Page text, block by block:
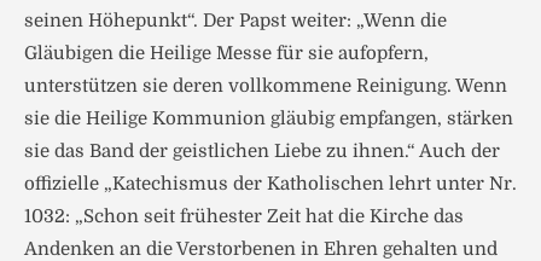
seinen Höhepunkt“. Der Papst weiter: „Wenn die
Gläubigen die Heilige Messe für sie aufopfern,
unterstützen sie deren vollkommene Reinigung. Wenn
sie die Heilige Kommunion gläubig empfangen, stärken
sie das Band der geistlichen Liebe zu ihnen.“ Auch der
offizielle „Katechismus der Katholischen lehrt unter Nr.
1032: „Schon seit frühester Zeit hat die Kirche das
Andenken an die Verstorbenen in Ehren gehalten und